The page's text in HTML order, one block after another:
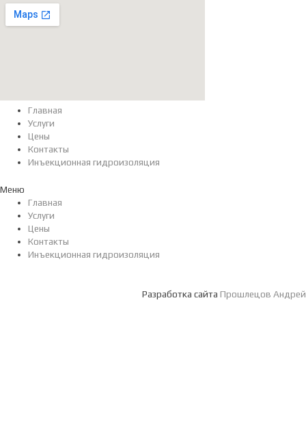
Главная
Услуги
Цены
Контакты
Инъекционная гидроизоляция
Меню
Главная
Услуги
Цены
Контакты
Инъекционная гидроизоляция
Разработка сайта Прошлецов Андрей